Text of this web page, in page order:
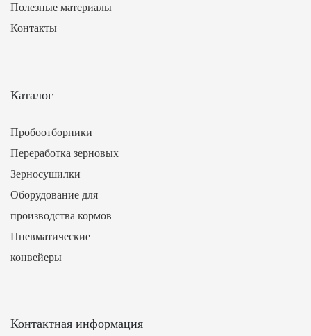
Полезные материалы
Контакты
Каталог
Пробоотборники
Переработка зерновых
Зерносушилки
Оборудование для
производства кормов
Пневматические
конвейеры
Контактная информация